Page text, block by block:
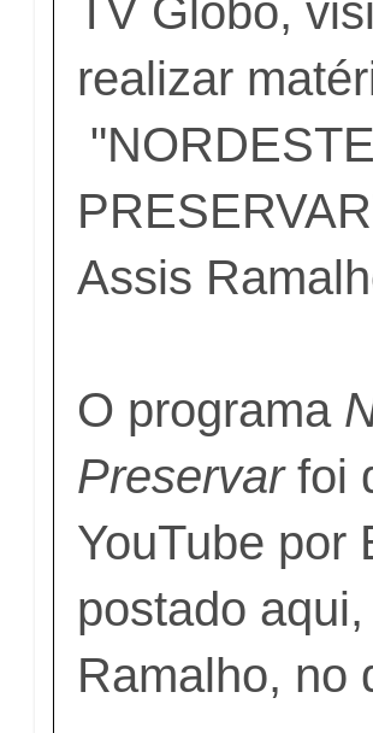
TV Globo,
realizar
Assis
O programa
Preservarfoi
YouTube por
postado
Ramalho, no